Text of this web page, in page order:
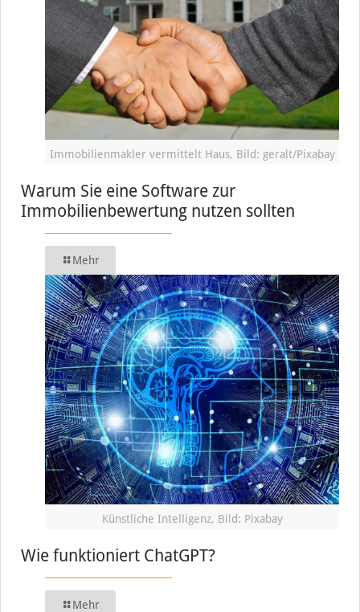
Immobilienmakler vermittelt Haus, Bild: geralt/Pixabay
Warum Sie eine Software zur
Immobilienbewertung nutzen sollten
Mehr
Künstliche Intelligenz, Bild: Pixabay
Wie funktioniert ChatGPT?
Mehr